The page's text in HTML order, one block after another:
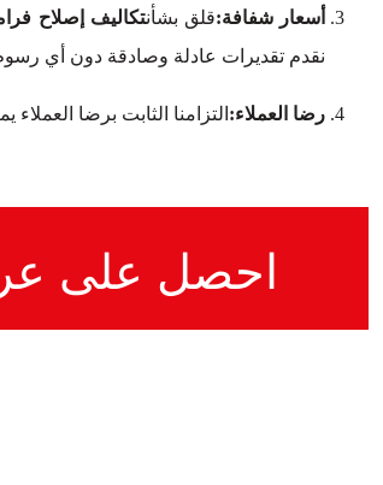
أسعار شفافة:قلق بشأنتكاليف إصلاح
نقدم تقديرات عادلة وصادقة دون أي
رضا العملاء: التزامنا الثابت برضا
احصل على